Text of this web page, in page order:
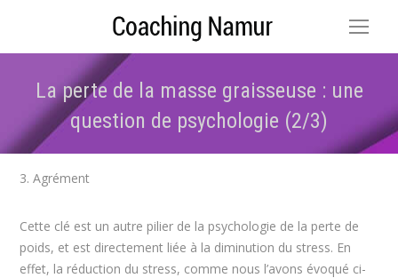
La perte de la masse graisseuse : une
question de psychologie (2/3)
3. Agrément
Cette clé est un autre pilier de la psychologie de la perte de
poids, et est directement liée à la diminution du stress. En
effet, la réduction du stress, comme nous l’avons évoqué ci-